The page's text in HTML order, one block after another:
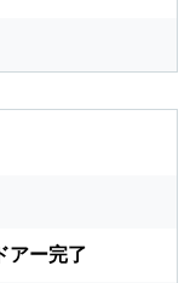
アー完了